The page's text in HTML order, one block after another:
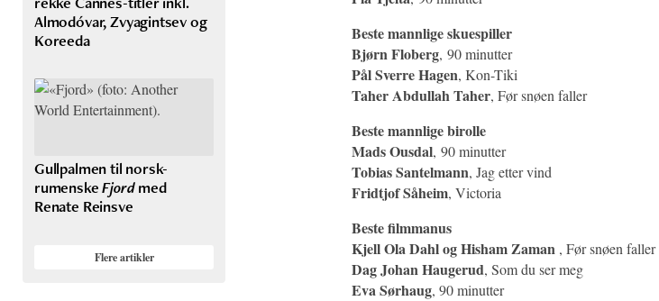
Beste mannlige skuespiller
Bjørn Floberg, 90 minutter
Pål Sverre Hagen, Kon-Tiki
Taher Abdullah Taher, Før snøen faller
Beste mannlige birolle
Mads Ousdal, 90 minutter
Tobias Santelmann, Jag etter vind
Fridtjof Såheim, Victoria
Beste filmmanus
Kjell Ola Dahl og Hisham Zaman , Før snøen faller
Dag Johan Haugerud, Som du ser meg
Eva Sørhaug, 90 minutter
Almodóvar, Zvyagintsev og
Koreeda
Gullpalmen til norsk-
rumenskeFjordmed
Renate Reinsve
Flere artikler